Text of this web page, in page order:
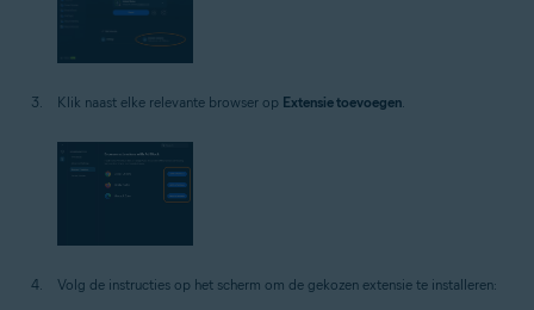
Klik naast elke relevante browser op Extensie toevoegen.
Volg de instructies op het scherm om de gekozen extensie te installeren: